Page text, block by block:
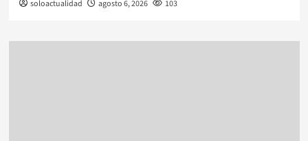
soloactualidad agosto 6, 2026 103